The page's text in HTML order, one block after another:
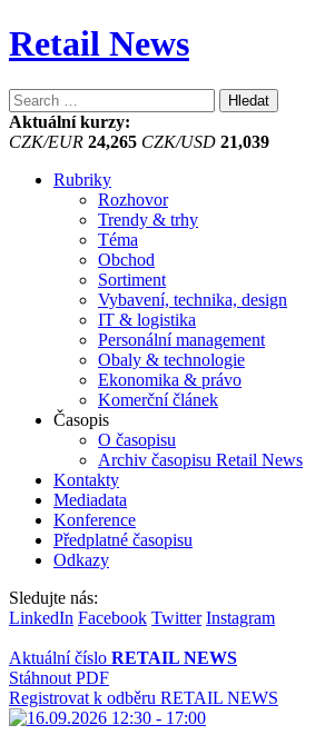
Retail News
Vyhledávání
Aktuální kurzy:
CZK/EUR 24,265 CZK/USD 21,039
Rubriky
Rozhovor
Trendy & trhy
Téma
Obchod
Sortiment
Vybavení, technika, design
IT & logistika
Personální management
Obaly & technologie
Ekonomika & právo
Komerční článek
Časopis
O časopisu
Archiv časopisu Retail News
Kontakty
Mediadata
Konference
Předplatné časopisu
Odkazy
Sledujte nás:
LinkedIn Facebook Twitter Instagram
Aktuální číslo RETAIL NEWS
Stáhnout PDF
Registrovat k odběru RETAIL NEWS